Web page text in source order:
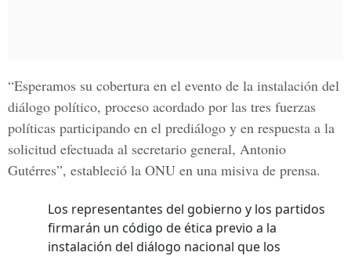
“Esperamos su cobertura en el evento de la instalación del
diálogo político, proceso acordado por las tres fuerzas
políticas participando en el prediálogo y en respuesta a la
solicitud efectuada al secretario general, Antonio
Gutérres”, estableció la ONU en una misiva de prensa.
Los representantes del gobierno y los partidos
firmarán un código de ética previo a la
instalación del diálogo nacional que los